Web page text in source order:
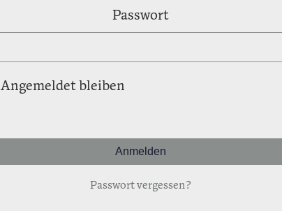
Passwort
Angemeldet bleiben
Passwort vergessen?